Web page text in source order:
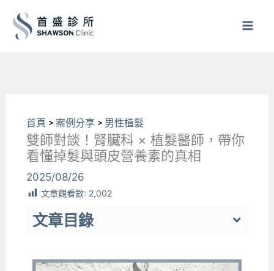
首頁 >案例分享 > 男性植髮
雙師對談！腎臟科 × 植髮醫師，帶你
看懂掉髮與頭皮營養素的真相
2025/08/26
文章觀看數: 2,002
文章目錄